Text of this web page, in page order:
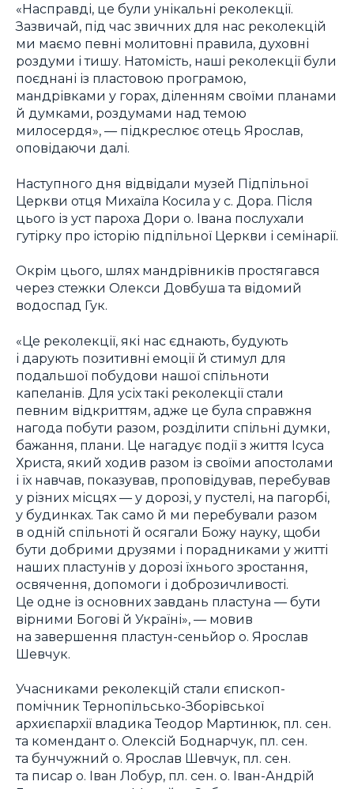
«Насправді, це були унікальні реколекції.
Зазвичай, під час звичних для нас реколекцій
ми маємо певні молитовні правила, духовні
роздуми і тишу. Натомість, наші реколекції були
поєднані із пластовою програмою,
мандрівками у горах, діленням своїми планами
й думками, роздумами над темою
милосердя», — підкреслює отець Ярослав,
оповідаючи далі.
Наступного дня відвідали музей Підпільної
Церкви отця Михаїла Косила у с. Дора. Після
цього із уст пароха Дори о. Івана послухали
гутірку про історію підпільної Церкви і семінарії.
Окрім цього, шлях мандрівників простягався
через стежки Олекси Довбуша та відомий
водоспад Гук.
«Це реколекції, які нас єднають, будують
і дарують позитивні емоції й стимул для
подальшої побудови нашої спільноти
капеланів. Для усіх такі реколекції стали
певним відкриттям, адже це була справжня
нагода побути разом, розділити спільні думки,
бажання, плани. Це нагадує події з життя Ісуса
Христа, який ходив разом із своїми апостолами
і їх навчав, показував, проповідував, перебував
у різних місцях — у дорозі, у пустелі, на пагорбі,
у будинках. Так само й ми перебували разом
в одній спільноті й осягали Божу науку, щоби
бути добрими друзями і порадниками у житті
наших пластунів у дорозі їхнього зростання,
освячення, допомоги і доброзичливості.
Це одне із основних завдань пластуна — бути
вірними Богові й Україні», — мовив
на завершення пластун-сеньйор о. Ярослав
Шевчук.
Учасниками реколекцій стали єпископ-
помічник Тернопільсько-Зборівської
архиєпархії владика Теодор Мартинюк, пл. сен.
та комендант о. Олексій Боднарчук, пл. сен.
та бунчужний о. Ярослав Шевчук, пл. сен.
та писар о. Іван Лобур, пл. сен. о. Іван-Андрій